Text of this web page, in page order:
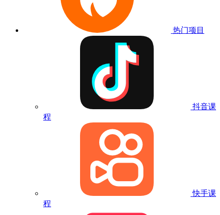
热门项目
抖音课
程
快手课
程